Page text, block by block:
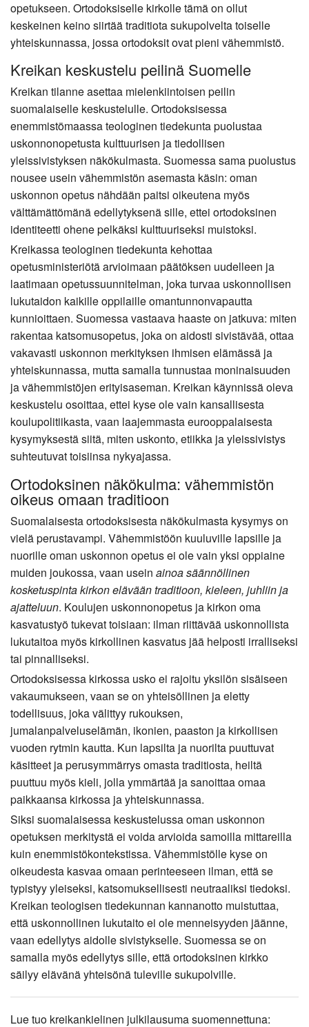
opetukseen. Ortodoksiselle kirkolle tämä on ollut
keskeinen keino siirtää traditiota sukupolvelta toiselle
yhteiskunnassa, jossa ortodoksit ovat pieni vähemmistö.
Kreikan keskustelu peilinä Suomelle
Kreikan tilanne asettaa mielenkiintoisen peilin
suomalaiselle keskustelulle. Ortodoksisessa
enemmistömaassa teologinen tiedekunta puolustaa
uskonnonopetusta kulttuurisen ja tiedollisen
yleissivistyksen näkökulmasta. Suomessa sama puolustus
nousee usein vähemmistön asemasta käsin: oman
uskonnon opetus nähdään paitsi oikeutena myös
välttämättömänä edellytyksenä sille, ettei ortodoksinen
identiteetti ohene pelkäksi kulttuuriseksi muistoksi.
Kreikassa teologinen tiedekunta kehottaa
opetusministeriötä arvioimaan päätöksen uudelleen ja
laatimaan opetussuunnitelman, joka turvaa uskonnollisen
lukutaidon kaikille oppilaille omantunnonvapautta
kunnioittaen. Suomessa vastaava haaste on jatkuva: miten
rakentaa katsomusopetus, joka on aidosti sivistävää, ottaa
vakavasti uskonnon merkityksen ihmisen elämässä ja
yhteiskunnassa, mutta samalla tunnustaa moninaisuuden
ja vähemmistöjen erityisaseman. Kreikan käynnissä oleva
keskustelu osoittaa, ettei kyse ole vain kansallisesta
koulupolitiikasta, vaan laajemmasta eurooppalaisesta
kysymyksestä siitä, miten uskonto, etiikka ja yleissivistys
suhteutuvat toisiinsa nykyajassa.
Ortodoksinen näkökulma: vähemmistön
oikeus omaan traditioon
Suomalaisesta ortodoksisesta näkökulmasta kysymys on
vielä perustavampi. Vähemmistöön kuuluville lapsille ja
nuorille oman uskonnon opetus ei ole vain yksi oppiaine
muiden joukossa, vaan usein ainoa säännöllinen
kosketuspinta kirkon elävään traditioon, kieleen, juhliin ja
ajatteluun. Koulujen uskonnonopetus ja kirkon oma
kasvatustyö tukevat toisiaan: ilman riittävää uskonnollista
lukutaitoa myös kirkollinen kasvatus jää helposti irralliseksi
tai pinnalliseksi.
Ortodoksisessa kirkossa usko ei rajoitu yksilön sisäiseen
vakaumukseen, vaan se on yhteisöllinen ja eletty
todellisuus, joka välittyy rukouksen,
jumalanpalveluselämän, ikonien, paaston ja kirkollisen
vuoden rytmin kautta. Kun lapsilta ja nuorilta puuttuvat
käsitteet ja perusymmärrys omasta traditiosta, heiltä
puuttuu myös kieli, jolla ymmärtää ja sanoittaa omaa
paikkaansa kirkossa ja yhteiskunnassa.
Siksi suomalaisessa keskustelussa oman uskonnon
opetuksen merkitystä ei voida arvioida samoilla mittareilla
kuin enemmistökontekstissa. Vähemmistölle kyse on
oikeudesta kasvaa omaan perinteeseen ilman, että se
typistyy yleiseksi, katsomuksellisesti neutraaliksi tiedoksi.
Kreikan teologisen tiedekunnan kannanotto muistuttaa,
että uskonnollinen lukutaito ei ole menneisyyden jäänne,
vaan edellytys aidolle sivistykselle. Suomessa se on
samalla myös edellytys sille, että ortodoksinen kirkko
säilyy elävänä yhteisönä tuleville sukupolville.
Lue tuo kreikankielinen julkilausuma suomennettuna: